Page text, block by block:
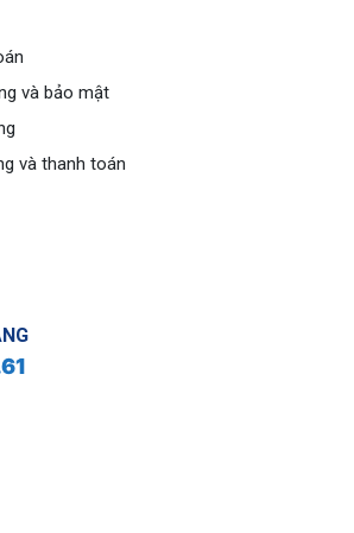
và bảo mật
và thanh toán